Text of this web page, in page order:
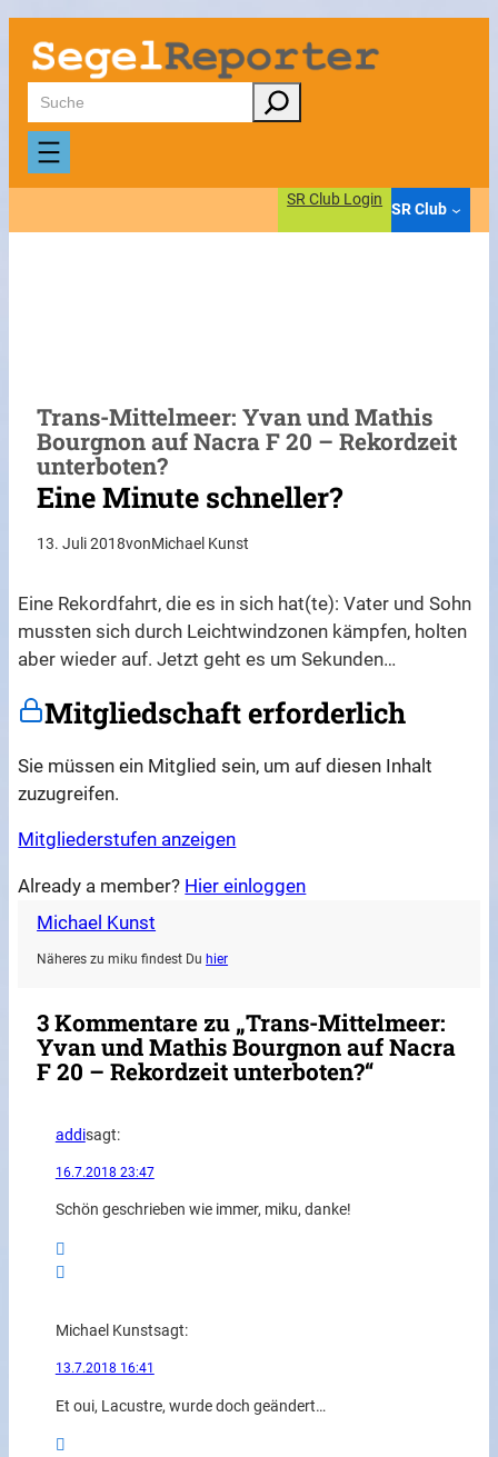
Zum
Inhalt
springen
Suchen
SR Club Login
SR Club
Trans-Mittelmeer: Yvan und Mathis
Bourgnon auf Nacra F 20 – Rekordzeit
unterboten?
Eine Minute schneller?
13. Juli 2018vonMichael Kunst
Eine Rekordfahrt, die es in sich hat(te): Vater und Sohn
mussten sich durch Leichtwindzonen kämpfen, holten
aber wieder auf. Jetzt geht es um Sekunden…
Mitgliedschaft erforderlich
Sie müssen ein Mitglied sein, um auf diesen Inhalt
zuzugreifen.
Mitgliederstufen anzeigen
Already a member? Hier einloggen
Michael Kunst
Näheres zu miku findest Du hier
3 Kommentare zu „Trans-Mittelmeer:
Yvan und Mathis Bourgnon auf Nacra
F 20 – Rekordzeit unterboten?“
addisagt:
16.7.2018 23:47
Schön geschrieben wie immer, miku, danke!
Michael Kunstsagt:
13.7.2018 16:41
Et oui, Lacustre, wurde doch geändert…